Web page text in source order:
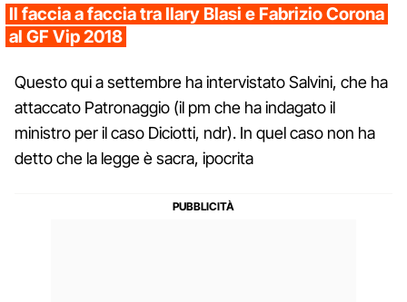
Il faccia a faccia tra Ilary Blasi e Fabrizio Corona
al GF Vip 2018
Questo qui a settembre ha intervistato Salvini, che ha
attaccato Patronaggio (il pm che ha indagato il
ministro per il caso Diciotti, ndr). In quel caso non ha
detto che la legge è sacra, ipocrita